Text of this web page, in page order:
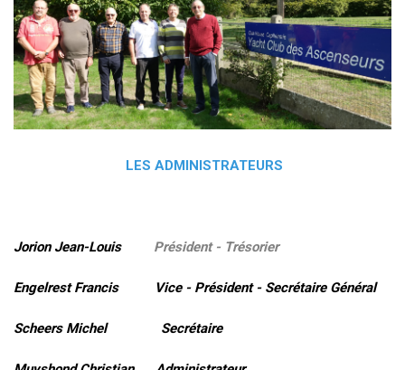
LES ADMINISTRATEURS
Jorion Jean-Louis Président - Trésorier
Engelrest Francis Vice - Président - Secrétaire Général
Scheers Michel Secrétaire